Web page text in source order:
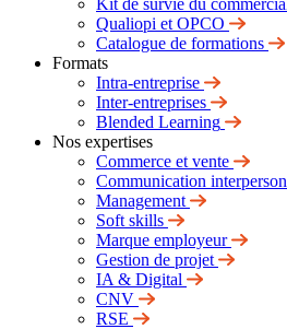
Kit de survie du
Qualiopi et OPCO
Catalogue de formations
Formats
Intra-entreprise
Inter-entreprises
Blended Learning
Nos expertises
Commerce et vente
Communication
Management
Soft skills
Marque employeur
Gestion de projet
IA & Digital
CNV
RSE